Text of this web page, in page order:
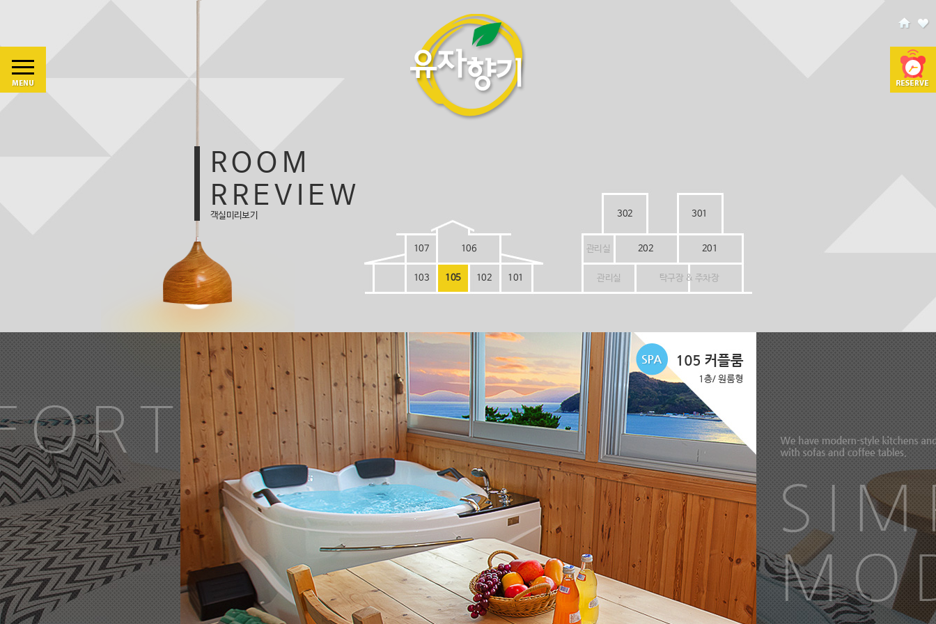
ROOM
RREVIEW
객실미리보기
101
102
103 105
106
107 201
202
301
302
관리실
관리실 탁구장 & 주차장